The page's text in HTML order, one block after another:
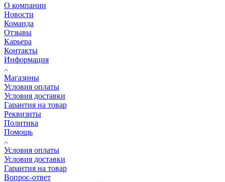
О компании
Новости
Команда
Отзывы
Карьера
Контакты
Информация
Магазины
Условия оплаты
Условия доставки
Гарантия на товар
Реквизиты
Политика
Помощь
Условия оплаты
Условия доставки
Гарантия на товар
Вопрос-ответ